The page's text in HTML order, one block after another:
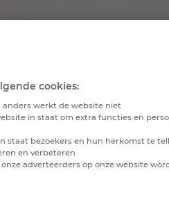
cookies:
anders werkt de website niet
in staat om extra functies en
staat bezoekers en hun herkomst te
en verbeteren
adverteerders op onze website